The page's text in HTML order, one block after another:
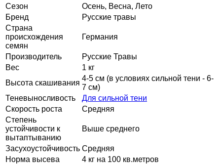
Сезон
Осень, Весна, Лето
Бренд
Русские травы
Страна
происхождения
семян
Германия
Производитель
Русские Травы
Вес
1 кг
Высота скашивания
4-5 см (в условиях сильной тени - 6-
7 см)
Теневыносливость
Для сильной тени
Скорость роста
Средняя
Степень
устойчивости к
вытаптыванию
Выше среднего
Засухоустойчивость Средняя
Норма высева
4 кг на 100 кв.метров